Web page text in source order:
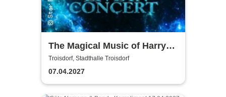
The Magical Music of Harry
Potter - Live in Concert
Troisdorf, Stadthalle Troisdorf
07.04.2027